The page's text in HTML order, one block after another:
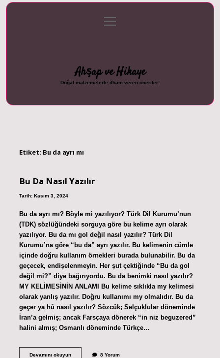
Gizlilik Politikası
menüyü
aç
Ahşap ve Hikaye
Doğal malzemelerle ilham veren öneriler!
Etiket: Bu da ayrı mı
Bu Da Nasıl Yazılır
Tarih: Kasım 3, 2024
Bu da ayrı mı? Böyle mi yazılıyor? Türk Dil Kurumu’nun
(TDK) sözlüğündeki sorguya göre bu kelime ayrı olarak
yazılıyor. Bu da mı gol değil nasıl yazılır? Türk Dil
Kurumu’na göre “bu da” ayrı yazılır. Bu kelimenin cümle
içinde doğru kullanım örnekleri burada bulunabilir. Bu da
geçecek, endişelenmeyin. Her şut çektiğinde “Bu da gol
değil mi?” diye bağırıyordu. Bu da benimki nasıl yazılır?
MY KELİMESİNİN ANLAMI Bu kelime sıklıkla my kelimesi
olarak yanlış yazılır. Doğru kullanımı my olmalıdır. Bu da
geçer ya hû nasıl yazılır? Sözcük; Selçuklular döneminde
İran’a gelmiş; ancak Farsçaya dönerek “in niz beguzered”
halini almış; Osmanlı döneminde Türkçe…
Devamını okuyunBu
8 Yorum